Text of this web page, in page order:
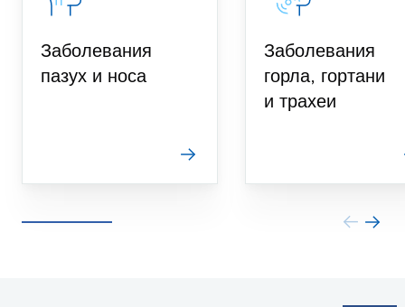
Заболевания
пазух и носа
Заболевания
горла, гортани
и трахеи